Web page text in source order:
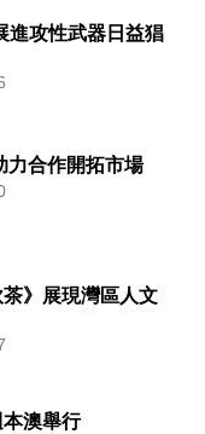
進攻性武器日益猖
力合作開拓市場
》展現灣區人文
本澳舉行